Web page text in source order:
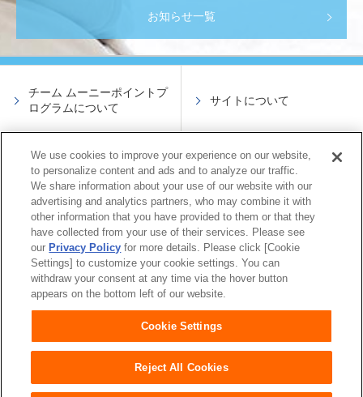
お知らせ一覧
チーム ムーニーポイントプ
ログラムについて
サイトについて
サイトのご利用について 会員規約
プライバシーポリシー よくあるご質問
お問い合わせ
We use cookies to improve your experience on our website,
to personalize content and ads and to analyze our traffic.
We share information about your use of our website with our
advertising and analytics partners, who may combine it with
other information that you have provided to them or that they
have collected from your use of their services. Please see
our Privacy Policy for more details. Please click [Cookie
Settings] to customize your cookie settings. You can
withdraw your consent at any time via the hover button
appears on the bottom left of our website.
Cookie Settings
Reject All Cookies